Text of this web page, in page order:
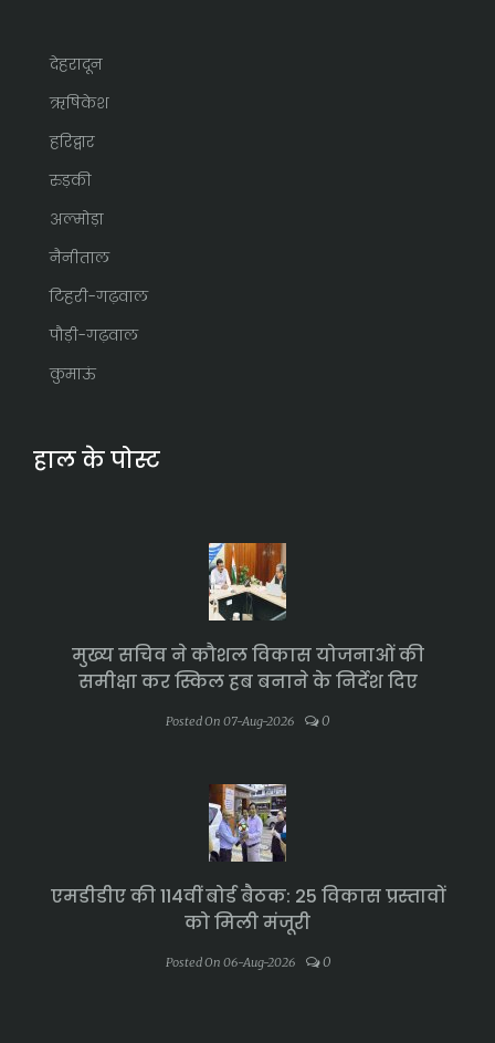
देहरादून
ऋषिकेश
हरिद्वार
रुड़की
अल्मोड़ा
नैनीताल
टिहरी-गढ़वाल
पौड़ी-गढ़वाल
कुमाऊं
हाल के पोस्ट
मुख्य सचिव ने कौशल विकास योजनाओं की
समीक्षा कर स्किल हब बनाने के निर्देश दिए
Posted On 07-Aug-2026 0
एमडीडीए की 114वीं बोर्ड बैठक: 25 विकास प्रस्तावों
को मिली मंजूरी
Posted On 06-Aug-2026 0